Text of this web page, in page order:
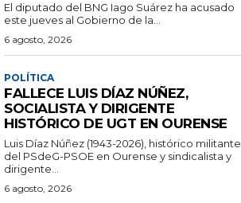
El diputado del BNG Iago Suárez ha acusado
este jueves al Gobierno de la...
6 agosto, 2026
POLÍTICA
FALLECE LUIS DÍAZ NÚÑEZ,
SOCIALISTA Y DIRIGENTE
HISTÓRICO DE UGT EN OURENSE
Luis Díaz Núñez (1943-2026), histórico militante
del PSdeG-PSOE en Ourense y sindicalista y
dirigente...
6 agosto, 2026